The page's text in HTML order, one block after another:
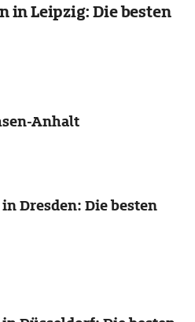
in Leipzig: Die besten
Anhalt
Dresden: Die besten